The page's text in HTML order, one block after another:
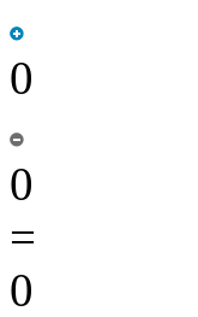
0
0
=
0